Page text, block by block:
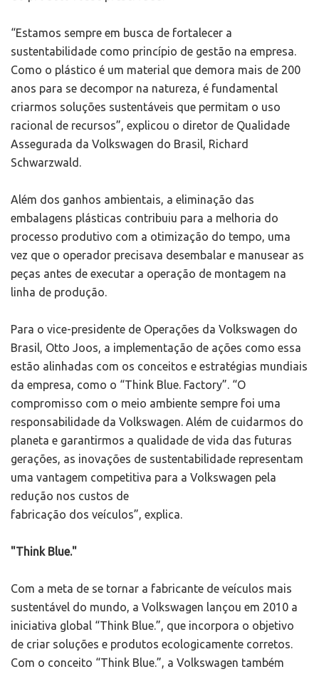
“Estamos sempre em busca de fortalecer a
sustentabilidade como princípio de gestão na empresa.
Como o plástico é um material que demora mais de 200
anos para se decompor na natureza, é fundamental
criarmos soluções sustentáveis que permitam o uso
racional de recursos”, explicou o diretor de Qualidade
Assegurada da Volkswagen do Brasil, Richard
Schwarzwald.
Além dos ganhos ambientais, a eliminação das
embalagens plásticas contribuiu para a melhoria do
processo produtivo com a otimização do tempo, uma
vez que o operador precisava desembalar e manusear as
peças antes de executar a operação de montagem na
linha de produção.
Para o vice-presidente de Operações da Volkswagen do
Brasil, Otto Joos, a implementação de ações como essa
estão alinhadas com os conceitos e estratégias mundiais
da empresa, como o “Think Blue. Factory”. “O
compromisso com o meio ambiente sempre foi uma
responsabilidade da Volkswagen. Além de cuidarmos do
planeta e garantirmos a qualidade de vida das futuras
gerações, as inovações de sustentabilidade representam
uma vantagem competitiva para a Volkswagen pela
redução nos custos de
fabricação dos veículos”, explica.
"Think Blue."
Com a meta de se tornar a fabricante de veículos mais
sustentável do mundo, a Volkswagen lançou em 2010 a
iniciativa global “Think Blue.”, que incorpora o objetivo
de criar soluções e produtos ecologicamente corretos.
Com o conceito “Think Blue.”, a Volkswagen também